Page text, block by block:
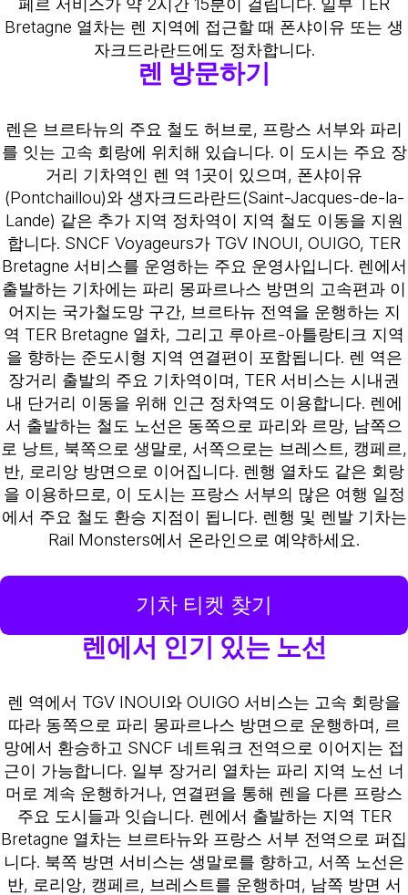
Bretagne 열차는 렌 지역에 접근할 때 폰샤이유 또는 생
자크드라란드에도 정차합니다.
렌 방문하기
렌은 브르타뉴의 주요 철도 허브로, 프랑스 서부와 파리
를 잇는 고속 회랑에 위치해 있습니다. 이 도시는 주요 장
거리 기차역인 렌 역 1곳이 있으며, 폰샤이유
(Pontchaillou)와 생자크드라란드(Saint-Jacques-de-la-
Lande) 같은 추가 지역 정차역이 지역 철도 이동을 지원
합니다. SNCF Voyageurs가 TGV INOUI, OUIGO, TER
Bretagne 서비스를 운영하는 주요 운영사입니다. 렌에서
출발하는 기차에는 파리 몽파르나스 방면의 고속편과 이
어지는 국가철도망 구간, 브르타뉴 전역을 운행하는 지
역 TER Bretagne 열차, 그리고 루아르-아틀랑티크 지역
을 향하는 준도시형 지역 연결편이 포함됩니다. 렌 역은
장거리 출발의 주요 기차역이며, TER 서비스는 시내권
내 단거리 이동을 위해 인근 정차역도 이용합니다. 렌에
서 출발하는 철도 노선은 동쪽으로 파리와 르망, 남쪽으
로 낭트, 북쪽으로 생말로, 서쪽으로는 브레스트, 캥페르,
반, 로리앙 방면으로 이어집니다. 렌행 열차도 같은 회랑
을 이용하므로, 이 도시는 프랑스 서부의 많은 여행 일정
에서 주요 철도 환승 지점이 됩니다. 렌행 및 렌발 기차는
Rail Monsters에서 온라인으로 예약하세요.
기차 티켓 찾기
렌에서 인기 있는 노선
렌 역에서 TGV INOUI와 OUIGO 서비스는 고속 회랑을
따라 동쪽으로 파리 몽파르나스 방면으로 운행하며, 르
망에서 환승하고 SNCF 네트워크 전역으로 이어지는 접
근이 가능합니다. 일부 장거리 열차는 파리 지역 노선 너
머로 계속 운행하거나, 연결편을 통해 렌을 다른 프랑스
주요 도시들과 잇습니다. 렌에서 출발하는 지역 TER
Bretagne 열차는 브르타뉴와 프랑스 서부 전역으로 퍼집
니다. 북쪽 방면 서비스는 생말로를 향하고, 서쪽 노선은
반, 로리앙, 캥페르, 브레스트를 운행하며, 남쪽 방면 서